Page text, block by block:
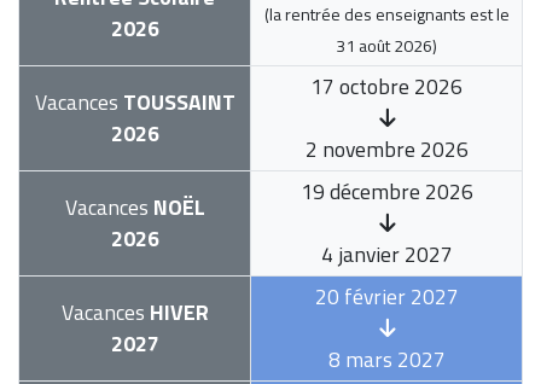
2026
(la rentrée des enseignants est le
31 août 2026)
Vacances TOUSSAINT
2026
17 octobre 2026
2 novembre 2026
Vacances NOËL
2026
19 décembre 2026
4 janvier 2027
Vacances HIVER
2027
20 février 2027
8 mars 2027